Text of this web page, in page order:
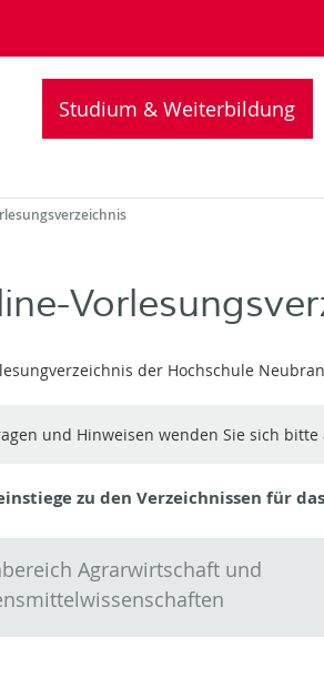
Studium & Weiterbildung
der Hochschule
und Hinweisen wenden Sie sich
zu den Verzeichnissen für
Agrarwirtschaft und